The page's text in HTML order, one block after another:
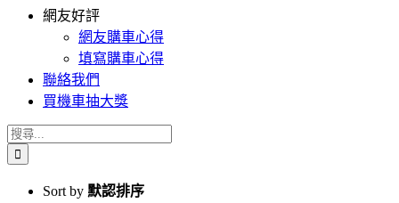
網友好評
網友購車心得
填寫購車心得
聯絡我們
買機車抽大獎
搜
索
Sort by 默認排序